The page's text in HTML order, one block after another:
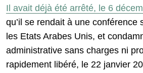
Il avait déjà été arrêté, le 6
qu’il se rendait à une conférence
les Etats Arabes Unis, et
administrative sans charges ni
rapidement libéré, le 22 janvier